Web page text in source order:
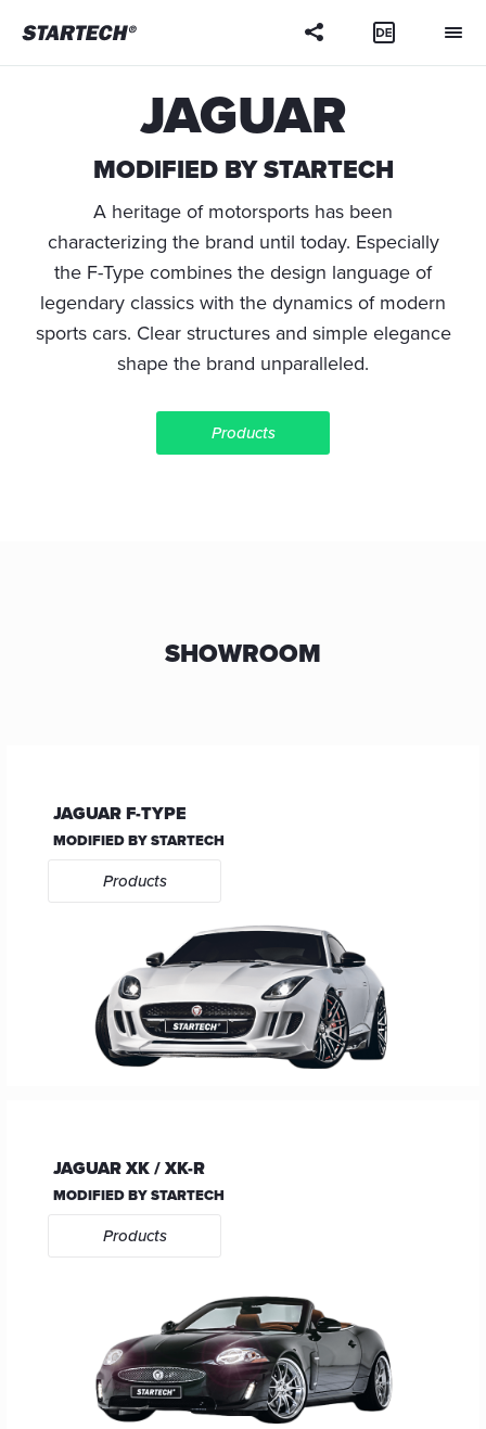
JAGUAR
MODIFIED BY STARTECH
A heritage of motorsports has been
characterizing the brand until today. Especially
the F-Type combines the design language of
legendary classics with the dynamics of modern
sports cars. Clear structures and simple elegance
shape the brand unparalleled.
Products
SHOWROOM
JAGUAR F-TYPE
MODIFIED BY STARTECH
Products
JAGUAR XK / XK-R
MODIFIED BY STARTECH
Products